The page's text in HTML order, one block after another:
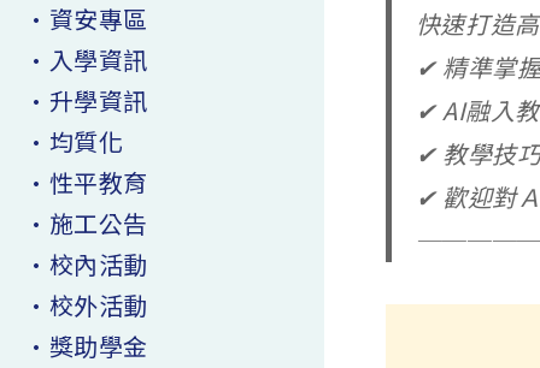
快速打造
✔ 精準掌
✔ AI融入
✔ 教學技
✔ 歡迎對
•資安專區
•入學資訊
•升學資訊
•均質化
•性平教育
•施工公告
•校內活動
•校外活動
•獎助學金